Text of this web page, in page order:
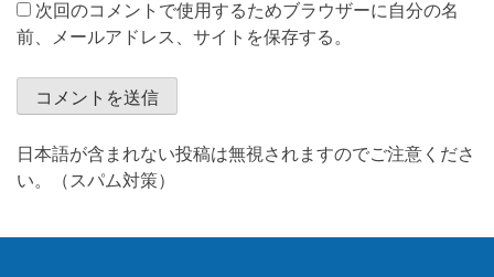
次回のコメントで使用するためブラウザーに自分の名
前、メールアドレス、サイトを保存する。
日本語が含まれない投稿は無視されますのでご注意くださ
い。（スパム対策）